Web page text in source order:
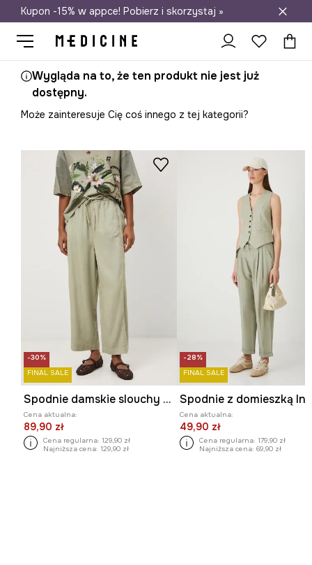
Darmowa dostawa do salonów
Kupon -15% w appce! Pobierz i skorzystaj »
Wygląda na to, że ten produkt nie jest już
dostępny.
Może zainteresuje Cię coś innego z tej kategorii?
-30%
FINAL SALE
Spodnie damskie slouchy z lyocellu
Cena aktualna:
89,90 zł
Cena regularna: 129,90 zł
Najniższa cena: 129,90 zł
-28%
FINAL SALE
Cena aktualna:
49,90 zł
Cena regularna: 179,90 zł
Najniższa cena: 69,90 zł